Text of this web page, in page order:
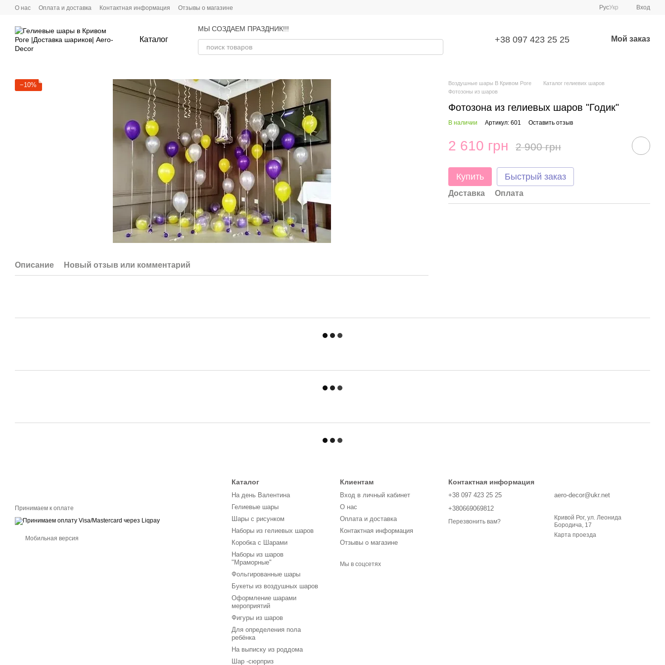
Перейти к основному контенту
О нас Оплата и доставка Контактная информация Отзывы о магазине РусУкр Вход
Каталог
МЫ СОЗДАЕМ ПРАЗДНИК!!!
+38 097 423 25 25 Мой заказ
−10%
Описание Новый отзыв или комментарий
Воздушные шары В Кривом Роге
Каталог гелиевих шаров
Фотозоны из шаров
Фотозона из гелиевых шаров "Годик"
В наличии Артикул: 601 Оставить отзыв
2 610 грн 2 900 грн
Купить Быстрый заказ
Доставка Оплата
Принимаем к оплате
Мобильная версия
Каталог
На день Валентина
Гелиевые шары
Шары с рисунком
Наборы из гелиевых шаров
Коробка с Шарами
Наборы из шаров
"Мраморные"
Фольгированные шары
Букеты из воздушных шаров
Оформление шарами
мероприятий
Фигуры из шаров
Для определения пола
ребёнка
На выписку из роддома
Шар -сюрприз
Клиентам
Вход в личный кабинет
О нас
Оплата и доставка
Контактная информация
Отзывы о магазине
Мы в соцсетях
Контактная информация
+38 097 423 25 25
+380669069812
Перезвонить вам?
aero-decor@ukr.net
Кривой Рог, ул. Леонида
Бородича, 17
Карта проезда